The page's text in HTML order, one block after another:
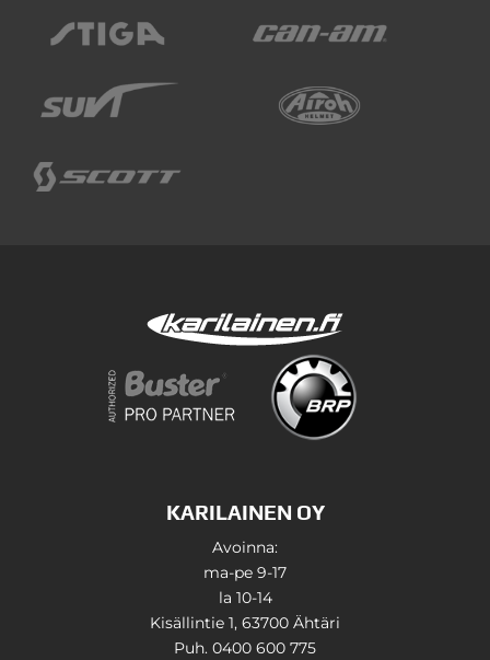
KARILAINEN OY
Avoinna:
ma-pe 9-17
la 10-14
Kisällintie 1, 63700 Ähtäri
Puh. 0400 600 775